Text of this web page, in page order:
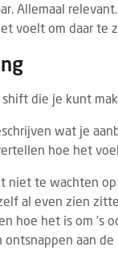
Allemaal
voelt om daar te
die je kunt
wat je
hoe het
niet te wachten
al even zien
hoe het is om ’s
ontsnappen aan